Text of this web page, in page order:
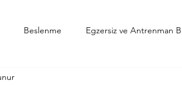
Beslenme Egzersiz ve Antrenman
Spor